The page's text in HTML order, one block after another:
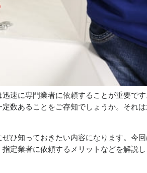
速に専門業者に依頼することが重要です
数あることをご存知でしょうか。それ
ひ知っておきたい内容になります。今回
定業者に依頼するメリットなどを解説し